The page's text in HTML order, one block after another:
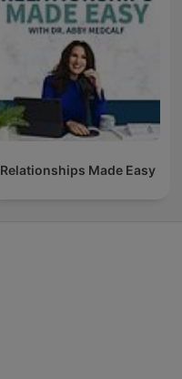
Relationships Made Easy